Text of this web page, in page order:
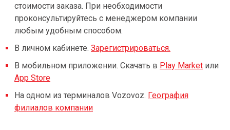
стоимости заказа. При необходимости
проконсультируйтесь с менеджером компании
любым удобным способом.
В личном кабинете. Зарегистрироваться.
В мобильном приложении. Скачать в Play Market или
App Store
На одном из терминалов Vozovoz. География
филиалов компании